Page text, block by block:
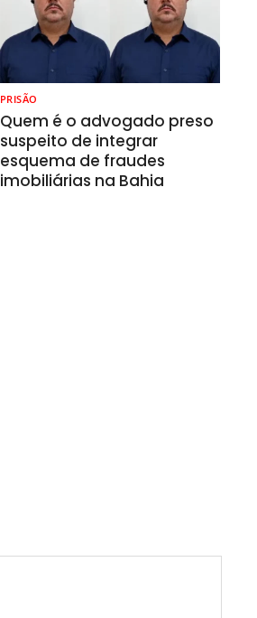
PRISÃO
Quem é o advogado preso
suspeito de integrar
esquema de fraudes
imobiliárias na Bahia